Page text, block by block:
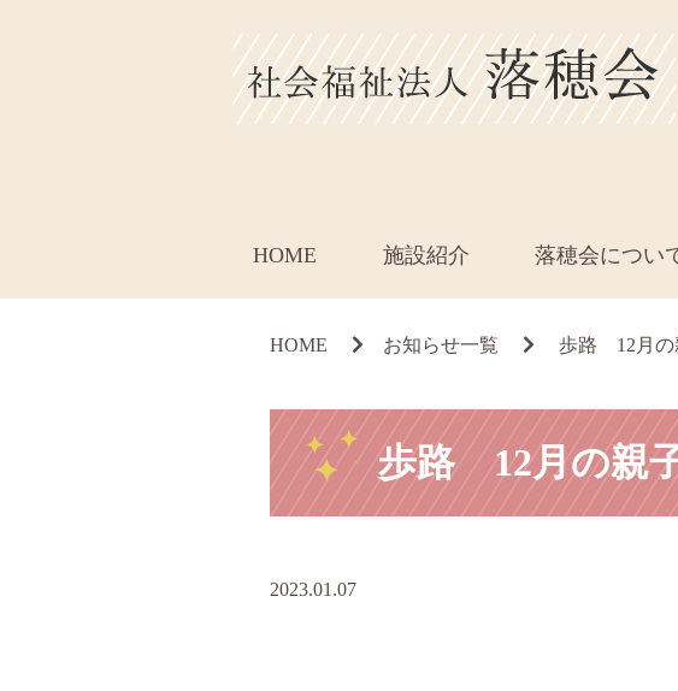
HOME 施設紹介 落穂会につい
HOME お知らせ一覧 歩路 12月の
歩路 12月の親
2023.01.07